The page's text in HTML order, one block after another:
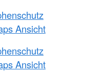
Ansicht
Ansicht